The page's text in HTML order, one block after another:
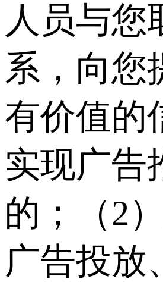
人员与您
系，向您
有价值的
实现广告
的；（2
广告投放